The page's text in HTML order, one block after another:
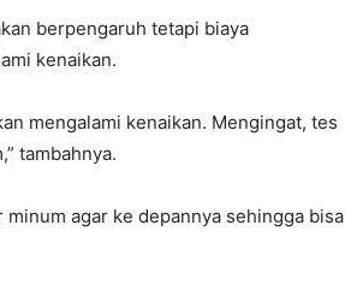
berpengaruh tetapi biaya
kenaikan.
mengalami kenaikan. Mengingat, tes
tambahnya.
agar ke depannya sehingga bisa